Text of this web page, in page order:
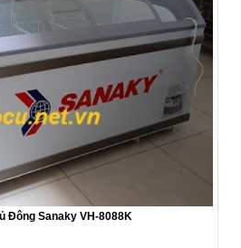
Đông Sanaky VH-8088K